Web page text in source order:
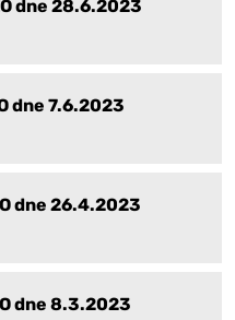
dne 28.6.2023
dne 7.6.2023
dne 26.4.2023
dne 8.3.2023